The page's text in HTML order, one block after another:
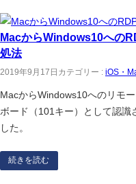
MacからWindows10への
処法
2019年9月17日 カテゴリー : iOS・
MacからWindows10へのリモ
ボード（101キー）として認識
した。
続きを読む